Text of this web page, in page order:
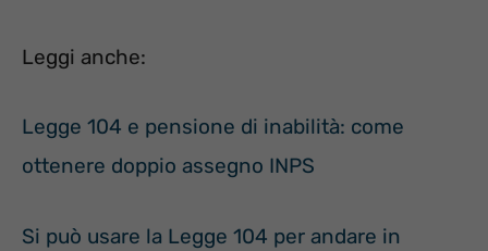
Leggi anche:
Legge 104 e pensione di inabilità: come
ottenere doppio assegno INPS
Si può usare la Legge 104 per andare in